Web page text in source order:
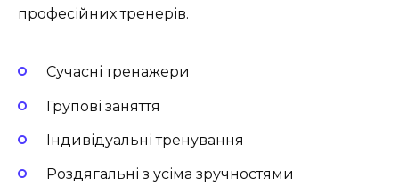
професійних тренерів.
Сучасні тренажери
Групові заняття
Індивідуальні тренування
Роздягальні з усіма зручностями